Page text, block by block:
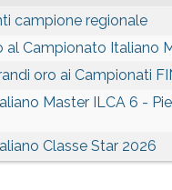
campione regionale
al Campionato Italiano
oro ai Campionati
Master ILCA 6 -
Classe Star 2026